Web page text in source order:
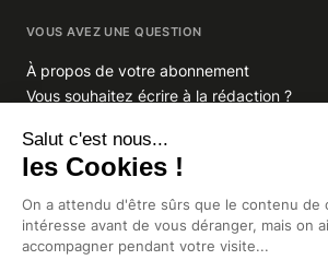
VOUS AVEZ UNE QUESTION
À propos de votre abonnement
Vous souhaitez écrire à la rédaction ?
GROUPE INDIGO PUBLICATIONS
En savoir plus sur Indigo Publications
La Lettre
Glitz.paris